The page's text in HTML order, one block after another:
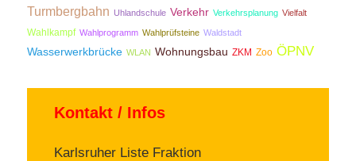
Turmbergbahn Uhlandschule Verkehr Verkehrsplanung Vielfalt
Wahlkampf Wahlprogramm Wahlprüfsteine Waldstadt
Wasserwerkbrücke WLAN Wohnungsbau ZKM Zoo ÖPNV
Kontakt / Infos
Karlsruher Liste Fraktion